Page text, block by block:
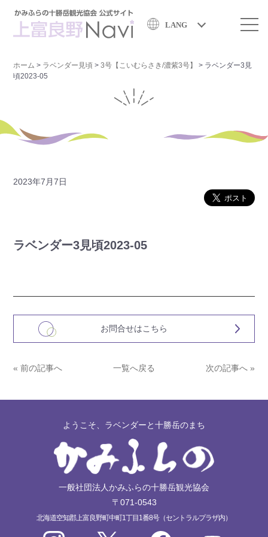
LANG
ホーム > ラベンダー見頃 >3号【こいむらさき/濃紫3号】 > ラベンダー3見
頃2023-05
2023年7月7日
ラベンダー3見頃2023-05
お問合せはこちら
« 前の記事へ 一覧へ戻る 次の記事へ »
ようこそ、ラベンダーと十勝岳のまち
一般社団法人かみふらの十勝岳観光協会
〒071-0543
北海道空知郡上富良野町中町1丁目1番8号（セントラルプラザ内）